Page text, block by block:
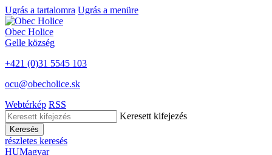
Ugrás a tartalomra Ugrás a menüre
Obec Holice
Gelle község
+421 (0)31 5545 103
ocu@obecholice.sk
Webtérkép RSS
Keresett kifejezés
Keresés
részletes keresés
HUMagyar